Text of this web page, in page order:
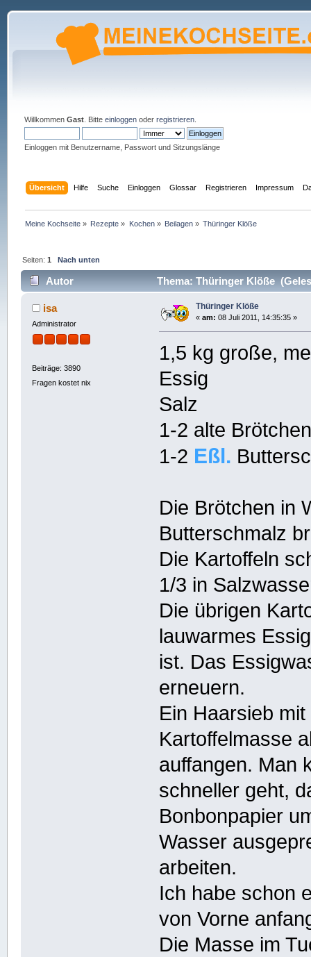
Willkommen Gast. Bitte einloggenoder registrieren.
Einloggen mit Benutzername, Passwort und Sitzungslänge
Übersicht Hilfe Suche Einloggen Glossar Registrieren Impressum
Meine Kochseite » Rezepte » Kochen» Beilagen » Thüringer Klöße
Seiten:1 Nach unten
Autor Thema: Thüringer Klöße
isa
Administrator
Beiträge: 3890
Fragen kostet nix
Thüringer Klöße
« am: 08 Juli 2011, 14:35:35 »
1,5 kg große,
Essig
Salz
1-2 alte
1-2 Eßl.
Die Brötchen in
Butterschmalz
Die Kartoffeln
1/3 in
Die übrigen
lauwarmes
ist. Das
erneuern.
Ein Haarsieb
Kartoffelmasse
auffangen. Man
schneller geht,
Bonbonpapier
Wasser
arbeiten.
Ich habe schon
von Vorne
Die Masse im